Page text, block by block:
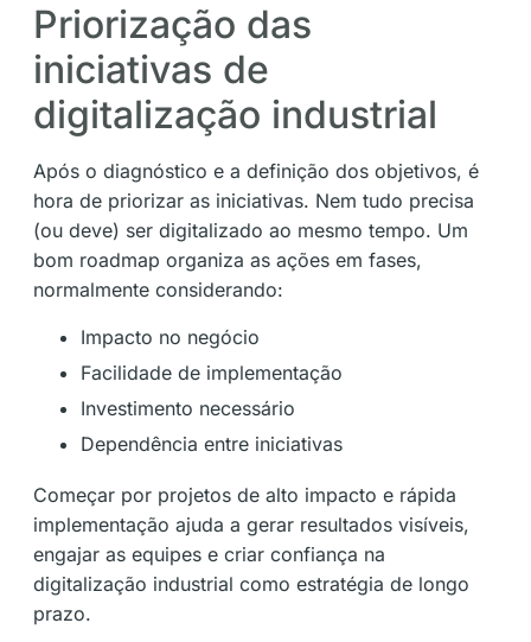
Priorização das
iniciativas de
digitalização industrial
Após o diagnóstico e a definição dos objetivos, é
hora de priorizar as iniciativas. Nem tudo precisa
(ou deve) ser digitalizado ao mesmo tempo. Um
bom roadmap organiza as ações em fases,
normalmente considerando:
Impacto no negócio
Facilidade de implementação
Investimento necessário
Dependência entre iniciativas
Começar por projetos de alto impacto e rápida
implementação ajuda a gerar resultados visíveis,
engajar as equipes e criar confiança na
digitalização industrial como estratégia de longo
prazo.